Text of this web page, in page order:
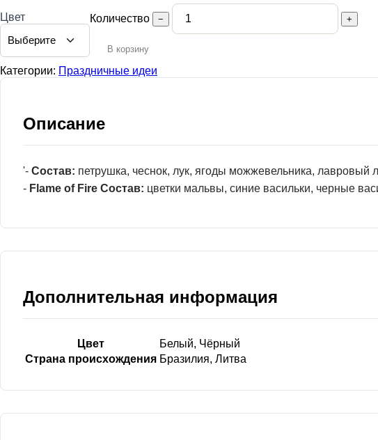
Цвет Количество − +
В корзину
Категории: Праздничные идеи
Описание
'- Состав: петрушка, чеснок, лук, ягоды можжевельника, лавровый
- Flame of Fire Состав: цветки мальвы, синие васильки, черные
Дополнительная информация
Цвет
Белый, Чёрный
Страна происхождения Бразилия, Литва